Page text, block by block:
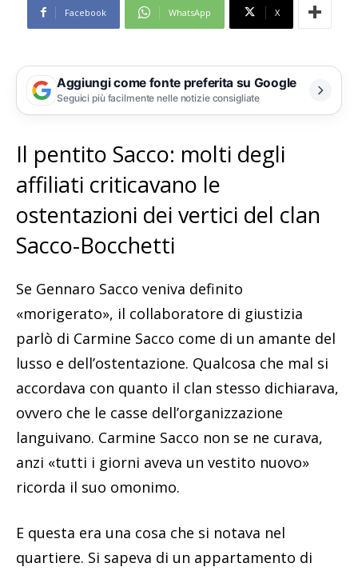
Facebook WhatsApp X
Aggiungi come fonte preferita su Google
Seguici più facilmente nelle notizie consigliate
Il pentito Sacco: molti degli
affiliati criticavano le
ostentazioni dei vertici del clan
Sacco-Bocchetti
Se Gennaro Sacco veniva definito
«morigerato», il collaboratore di giustizia
parlò di Carmine Sacco come di un amante del
lusso e dell’ostentazione. Qualcosa che mal si
accordava con quanto il clan stesso dichiarava,
ovvero che le casse dell’organizzazione
languivano. Carmine Sacco non se ne curava,
anzi «tutti i giorni aveva un vestito nuovo»
ricorda il suo omonimo.
E questa era una cosa che si notava nel
quartiere. Si sapeva di un appartamento di